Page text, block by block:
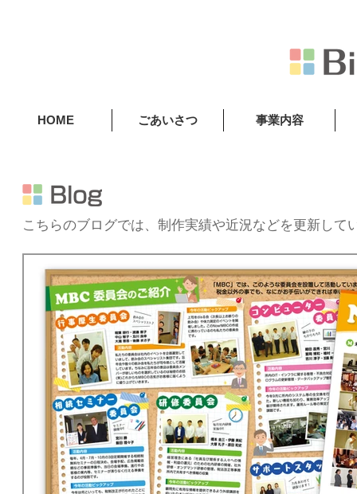
HOME ごあいさつ 事業内容
こちらのブログでは、制作実績や近況などを更新して